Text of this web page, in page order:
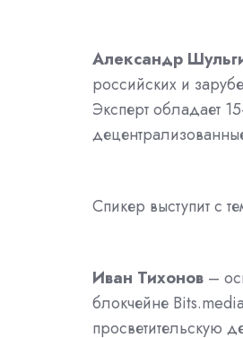
Александр
российских и
Эксперт обладает
Спикер выступит с
Иван Тихонов –
блокчейне
просветительскую